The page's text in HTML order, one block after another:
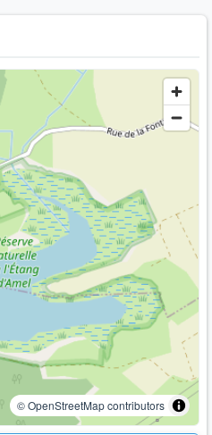
© OpenStreetMap contributors